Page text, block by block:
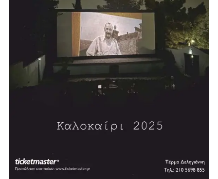
Φονταμενταλισμού» (2008), «Αναζητώντας την Τέχνη»
(2008)και τη δίγλωσση έκδοση «5 Χρόνια στο Ευρωπαϊκό
Κοινοβούλιο 2004-2009» (2009). Έχει γράψει πολλά
άρθρα πολιτικού και κοινωνικού περιεχομένου.
Επισκέφθηκε, επίσημα προσκεκλημένος, την Αγγλία, τη
Δυτική Γερμανία και τις ΗΠΑ.
Τιμήθηκε από τον τότε Πρόεδρο της Δημοκρατίας Κάρολο
Παπούλια με τον Μεγαλόσταυρο του Τάγματος του
και με άλλα ανώτερα παράσημα διαφόρων κρατών.